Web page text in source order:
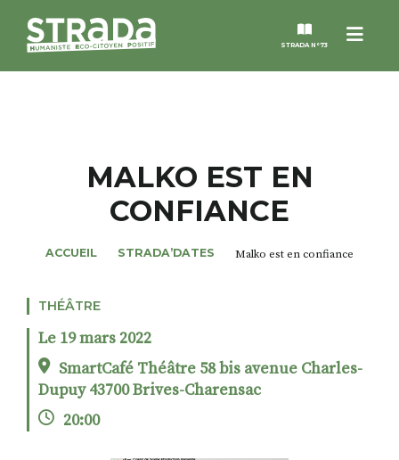
Menu
STRADA N°73
MAGAZINES
NOS THÈMES
ROSÉE DE MAI
MALKO EST EN
CONFIANCE
ACCUEIL STRADA’DATES Malko est en confiance
THÉÂTRE
Le 19 mars 2022
SmartCafé Théâtre 58 bis avenue Charles-
Dupuy 43700 Brives-Charensac
20:00